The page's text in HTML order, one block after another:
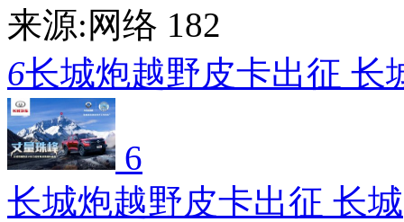
来源:网络 182
6长城炮越野皮卡出征 长
6
长城炮越野皮卡出征 长城